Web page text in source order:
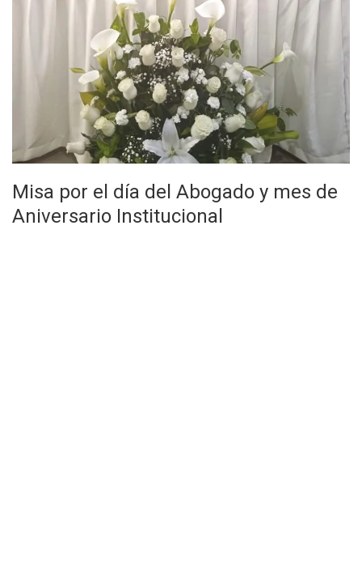
Misa por el día del Abogado y mes de
Aniversario Institucional